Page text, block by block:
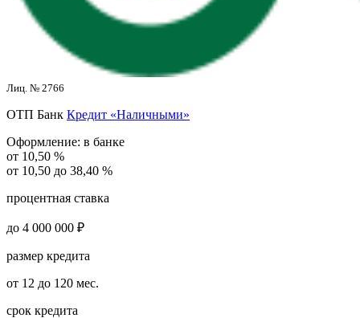
Лиц. № 2766
ОТП Банк Кредит «Наличными»
Оформление: в банке
от 10,50 %
от 10,50 до 38,40 %
процентная ставка
до 4 000 000 ₽
размер кредита
от 12 до 120 мес.
срок кредита